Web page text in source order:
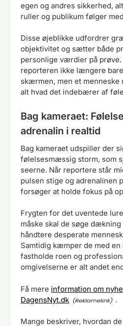
egen og andres sikkerhed,
ruller og publikum følger
Disse øjeblikke udfordrer
objektivitet og sætter både
personlige værdier på
reporteren ikke længere
skærmen, men et menneske
alt hvad det indebærer af
Bag kameraet:
adrenalin i realtid
Bag kameraet udspiller der
følelsesmæssig storm, som
seerne. Når reportere står
pulsen stige og adrenalinen
forsøger at holde fokus på
Frygten for det uventede
måske skal de søge
håndtere desperate
Samtidig kæmper de med
fastholde roen og
omgivelserne er alt andet
Få mere information om
DagensNyt.dk
.
Mange beskriver, hvordan